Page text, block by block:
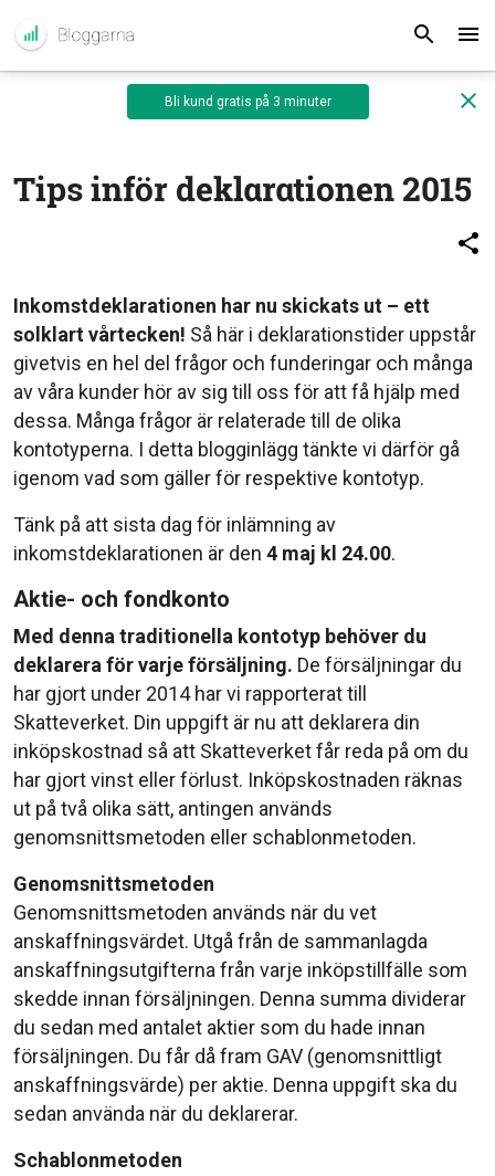
Bli kund gratis på 3 minuter
Tips inför deklarationen 2015
Inkomstdeklarationen har nu skickats ut – ett
solklart vårtecken! Så här i deklarationstider uppstår
givetvis en hel del frågor och funderingar och många
av våra kunder hör av sig till oss för att få hjälp med
dessa. Många frågor är relaterade till de olika
kontotyperna. I detta blogginlägg tänkte vi därför gå
igenom vad som gäller för respektive kontotyp.
Tänk på att sista dag för inlämning av
inkomstdeklarationen är den 4 maj kl 24.00.
Aktie- och fondkonto
Med denna traditionella kontotyp behöver du
deklarera för varje försäljning. De försäljningar du
har gjort under 2014 har vi rapporterat till
Skatteverket. Din uppgift är nu att deklarera din
inköpskostnad så att Skatteverket får reda på om du
har gjort vinst eller förlust. Inköpskostnaden räknas
ut på två olika sätt, antingen används
genomsnittsmetoden eller schablonmetoden.
Genomsnittsmetoden
Genomsnittsmetoden används när du vet
anskaffningsvärdet. Utgå från de sammanlagda
anskaffningsutgifterna från varje inköpstillfälle som
skedde innan försäljningen. Denna summa dividerar
du sedan med antalet aktier som du hade innan
försäljningen. Du får då fram GAV (genomsnittligt
anskaffningsvärde) per aktie. Denna uppgift ska du
sedan använda när du deklarerar.
Schablonmetoden